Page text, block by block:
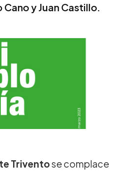
y Juan Castillo.
Triventose complace